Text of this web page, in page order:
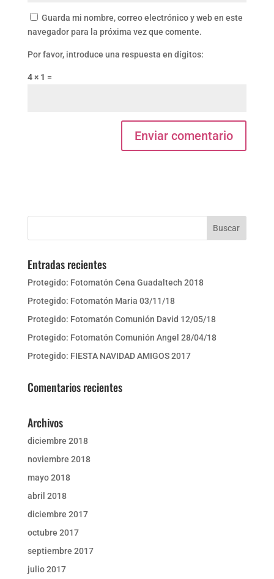
Guarda mi nombre, correo electrónico y web en este
navegador para la próxima vez que comente.
Por favor, introduce una respuesta en dígitos:
4 × 1 =
Entradas recientes
Protegido: Fotomatón Cena Guadaltech 2018
Protegido: Fotomatón Maria 03/11/18
Protegido: Fotomatón Comunión David 12/05/18
Protegido: Fotomatón Comunión Angel 28/04/18
Protegido: FIESTA NAVIDAD AMIGOS 2017
Comentarios recientes
Archivos
diciembre 2018
noviembre 2018
mayo 2018
abril 2018
diciembre 2017
octubre 2017
septiembre 2017
julio 2017